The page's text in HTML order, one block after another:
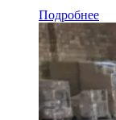
Подробнее